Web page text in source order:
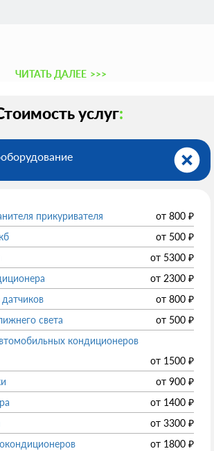
ЧИТАТЬ ДАЛЕЕ >>>
услуг:
прикуривателя от 800 ₽
от 500 ₽
от 5300 ₽
от 2300 ₽
от 800 ₽
света
от 500 ₽
кондиционеров
от 1500 ₽
от 900 ₽
от 1400 ₽
от 3300 ₽
от 1800 ₽